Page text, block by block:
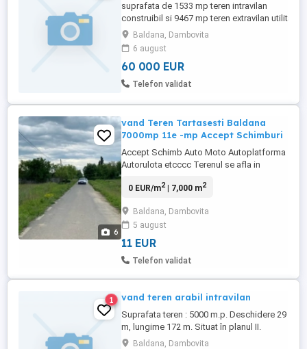
suprafata de 1533 mp teren intravilan
construibil si 9467 mp teren extravilan utilitati
gaze si energie electrica in fata curtii ,
intabulat https: maps
@44.6040138,25.7710864,3a,75y,27.05h,80.48t
data=!3m6!1e1!3m4!1sQqqef7pAaaH1hXwO-
RRq8g!2e0!7i16384!8i8192?hl=ro&entry=ttu
Baldana, Dambovita
6 august
60 000 EUR
Telefon validat
6
vand Teren Tartasesti Baldana
7000mp 11e -mp Accept Schimburi
Accept Schimb Auto Moto Autoplatforma
Autorulota etcccc Terenul se afla in
Baldana , la nici un minut de gara
Teren 7000mp Deschidere 25 ml 30%
Suprafata Intravilan , Restul Extravilan Mai
Multe Detalii Tel
0 EUR/m2| 7,000 m2
Baldana, Dambovita
5 august
11 EUR
Telefon validat
1 vand teren arabil intravilan
Suprafata teren : 5000 m.p. Deschidere 29
m, lungime 172 m. Situat în planul II.
Baldana, Dambovita